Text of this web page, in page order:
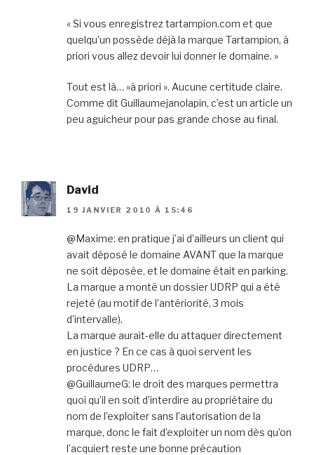
« Si vous enregistrez tartampion.com et que
quelqu’un possède déjà la marque Tartampion, à
priori vous allez devoir lui donner le domaine. »
Tout est là… »à priori ». Aucune certitude claire.
Comme dit Guillaumejanolapin, c’est un article un
peu aguicheur pour pas grande chose au final.
David
19 JANVIER 2010 À 15:46
@Maxime: en pratique j’ai d’ailleurs un client qui
avait déposé le domaine AVANT que la marque
ne soit déposée, et le domaine était en parking.
La marque a monté un dossier UDRP qui a été
rejeté (au motif de l’antériorité, 3 mois
d’intervalle).
La marque aurait-elle du attaquer directement
en justice ? En ce cas à quoi servent les
procédures UDRP…
@GuillaumeG: le droit des marques permettra
quoi qu’il en soit d’interdire au propriétaire du
nom de l’exploiter sans l’autorisation de la
marque, donc le fait d’exploiter un nom dès qu’on
l’acquiert reste une bonne précaution